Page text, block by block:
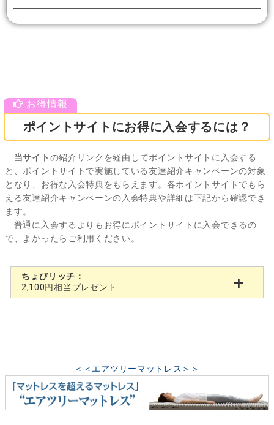
ポイントサイトにお得に入会するには？
当サイト の紹介リンクを経由してポイントサイトに入会する
と、ポイントサイトで実施している友達紹介キャンペーンの対象
となり、お得な入会特典をもらえます。各ポイントサイトでもら
える友達紹介キャンペーンの入会特典や詳細は下記から確認でき
ます。
普通に入会するよりもお得にポイントサイトに入会できるの
で、よかったらご利用ください。
ちょびリッチ：
2,100円相当プレゼント
＜＜エアツリーマットレス＞＞